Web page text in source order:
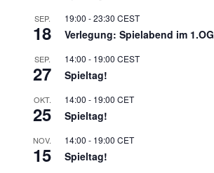
SEP.
18
19:00 -23:30 CEST
Verlegung: Spielabend im 1.OG
SEP.
27
14:00 - 19:00 CEST
Spieltag!
OKT.
25
14:00 - 19:00 CET
Spieltag!
NOV.
15
14:00 - 19:00 CET
Spieltag!